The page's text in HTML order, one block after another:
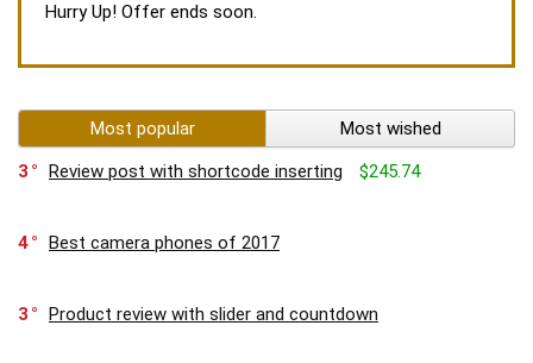
Hurry Up! Offer ends soon.
Most popular
Most wished
3
Review post with shortcode inserting $245.74
4 Best camera phones of 2017
3 Product review with slider and countdown